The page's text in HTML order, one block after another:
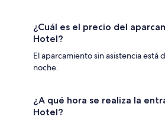
¿Cuál es el precio del
Hotel?
El aparcamiento sin asistencia está
noche.
¿A qué hora se realiza la
Hotel?